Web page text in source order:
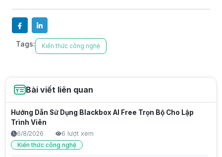
Tags: Kiến thức công nghệ
Bài viết liên quan
Hướng Dẫn Sử Dụng Blackbox AI Free Trọn Bộ Cho Lập
Trình Viên
6/8/2026
6 lượt xem
Kiến thức công nghệ